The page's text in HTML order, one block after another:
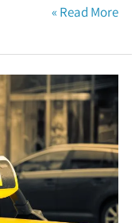
Read More »
מונית
גדולה
בגעש